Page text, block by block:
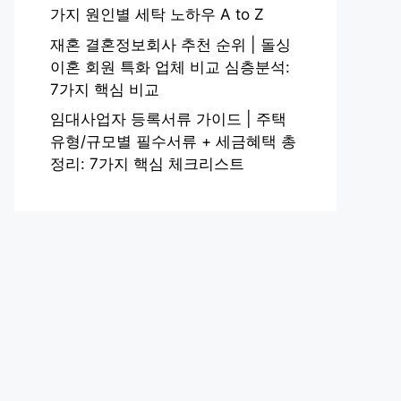
가지 원인별 세탁 노하우 A to Z
재혼 결혼정보회사 추천 순위 | 돌싱
이혼 회원 특화 업체 비교 심층분석:
7가지 핵심 비교
임대사업자 등록서류 가이드 | 주택
유형/규모별 필수서류 + 세금혜택 총
정리: 7가지 핵심 체크리스트